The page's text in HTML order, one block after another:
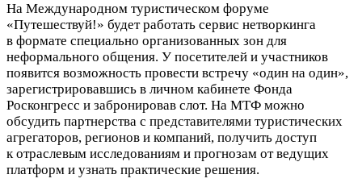
На Международном туристическом форуме
«Путешествуй!» будет работать сервис нетворкинга
в формате специально организованных зон для
неформального общения. У посетителей и участников
появится возможность провести встречу «один на один»,
зарегистрировавшись в личном кабинете Фонда
Росконгресс и забронировав слот. На МТФ можно
обсудить партнерства с представителями туристических
агрегаторов, регионов и компаний, получить доступ
к отраслевым исследованиям и прогнозам от ведущих
платформ и узнать практические решения.